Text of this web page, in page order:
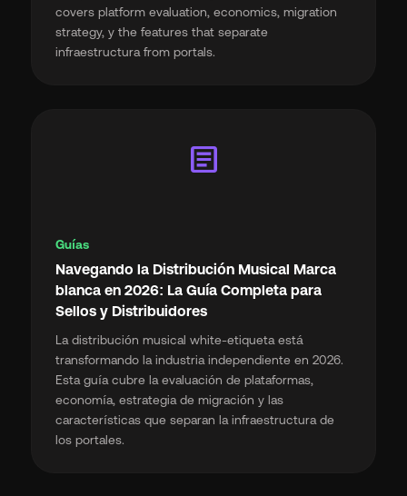
covers platform evaluation, economics, migration
strategy, y the features that separate
infraestructura from portals.
article
Guías
Navegando la Distribución Musical Marca
blanca en 2026: La Guía Completa para
Sellos y Distribuidores
La distribución musical white-etiqueta está
transformando la industria independiente en 2026.
Esta guía cubre la evaluación de plataformas,
economía, estrategia de migración y las
características que separan la infraestructura de
los portales.